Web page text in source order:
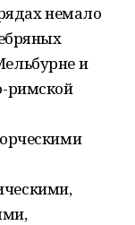
немало
и
римской